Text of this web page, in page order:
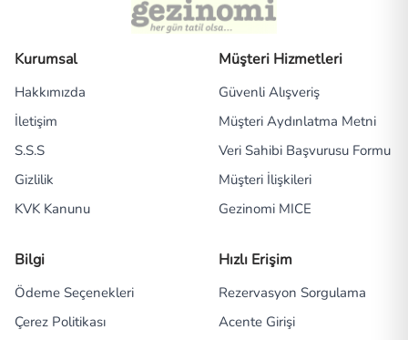
Kurumsal
Hakkımızda
İletişim
S.S.S
Gizlilik
KVK Kanunu
Müşteri Hizmetleri
Güvenli Alışveriş
Müşteri Aydınlatma Metni
Veri Sahibi Başvurusu Formu
Müşteri İlişkileri
Gezinomi MICE
Bilgi
Ödeme Seçenekleri
Çerez Politikası
Hızlı Erişim
Rezervasyon Sorgulama
Acente Girişi